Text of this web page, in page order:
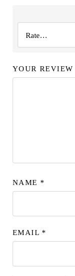
YOUR REVIEW
NAME *
EMAIL *